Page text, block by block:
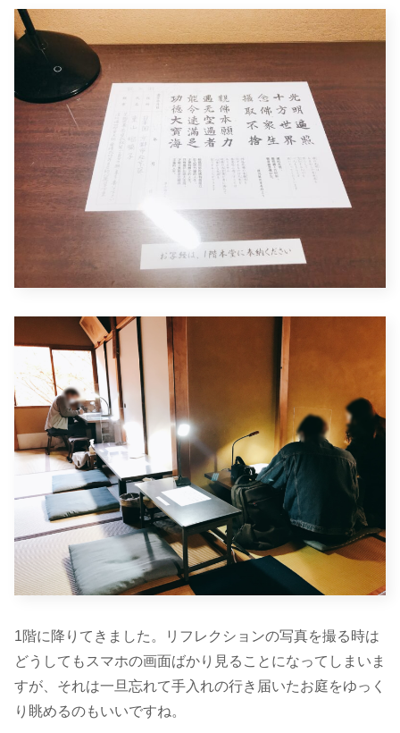
1階に降りてきました。リフレクションの写真を撮る時は
どうしてもスマホの画面ばかり見ることになってしまいま
すが、それは一旦忘れて手入れの行き届いたお庭をゆっく
り眺めるのもいいですね。